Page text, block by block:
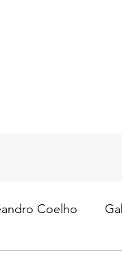
Coelho